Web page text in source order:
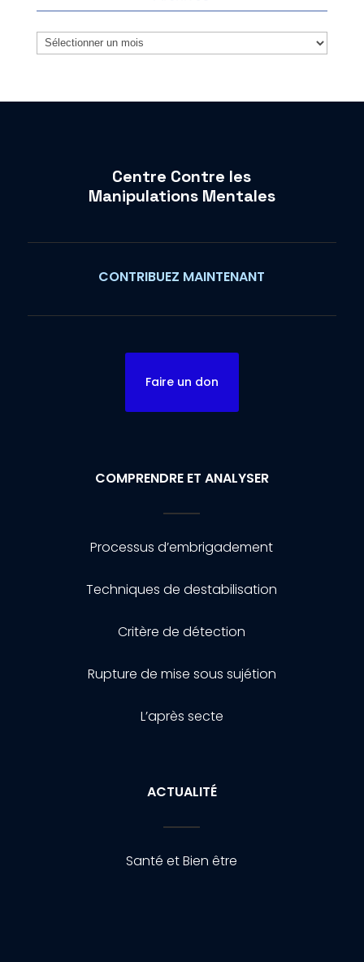
Archives
Centre Contre les
Manipulations Mentales
CONTRIBUEZ MAINTENANT
Faire un don
COMPRENDRE ET ANALYSER
Processus d’embrigadement
Techniques de destabilisation
Critère de détection
Rupture de mise sous sujétion
L’après secte
ACTUALITÉ
Santé et Bien être